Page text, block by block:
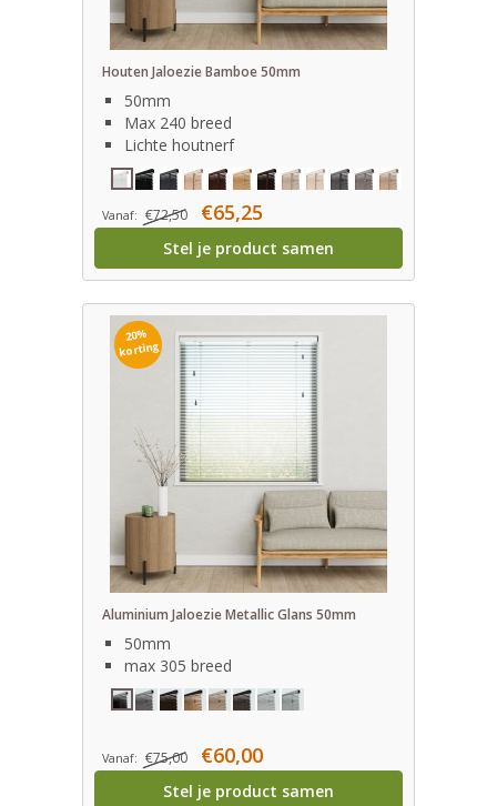
Houten Jaloezie Bamboe 50mm
50mm
Max 240 breed
Lichte houtnerf
Vanaf: €72,50 €65,25
Stel je product samen
20%
korting
Aluminium Jaloezie Metallic Glans 50mm
50mm
max 305 breed
Vanaf: €75,00 €60,00
Stel je product samen